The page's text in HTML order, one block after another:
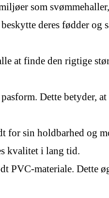
som
deres fødder og
at finde den rigtige
Dette betyder, at
for sin holdbarhed og
kvalitet i lang tid.
PVC-materiale. Dette